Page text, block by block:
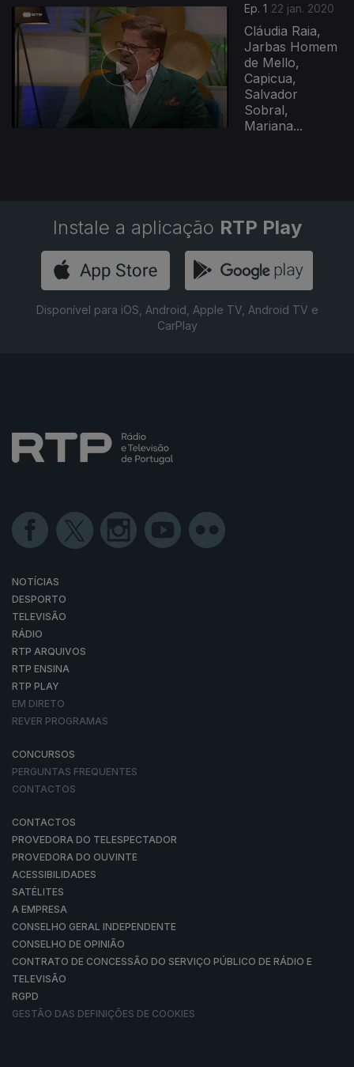
Ep. 1 22 jan. 2020
Cláudia Raia,
Jarbas Homem
de Mello,
Capicua,
Salvador
Sobral,
Mariana...
451787
Instale a aplicação RTP Play
Disponível para iOS, Android, Apple TV, Android TV e
CarPlay
NOTÍCIAS
DESPORTO
TELEVISÃO
RÁDIO
RTP ARQUIVOS
RTP ENSINA
RTP PLAY
EM DIRETO
REVER PROGRAMAS
CONCURSOS
PERGUNTAS FREQUENTES
CONTACTOS
CONTACTOS
PROVEDORA DO TELESPECTADOR
PROVEDORA DO OUVINTE
ACESSIBILIDADES
SATÉLITES
A EMPRESA
CONSELHO GERAL INDEPENDENTE
CONSELHO DE OPINIÃO
CONTRATO DE CONCESSÃO DO SERVIÇO PÚBLICO DE RÁDIO E
TELEVISÃO
RGPD
GESTÃO DAS DEFINIÇÕES DE COOKIES